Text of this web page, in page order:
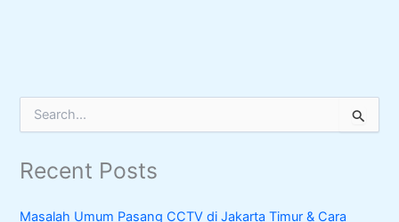
e
r
Recent Posts
Masalah Umum Pasang CCTV di Jakarta Timur & Cara